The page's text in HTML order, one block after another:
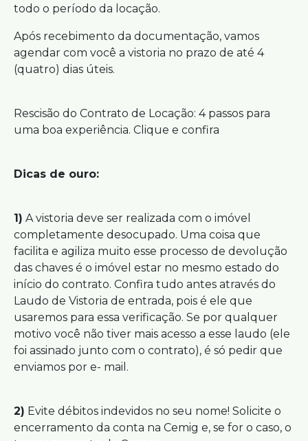
todo o período da locação.
Após recebimento da documentação, vamos
agendar com você a vistoria no prazo de até 4
(quatro) dias úteis.
Rescisão do Contrato de Locação: 4 passos para
uma boa experiência. Clique e confira
Dicas de ouro:
1) A vistoria deve ser realizada com o imóvel
completamente desocupado. Uma coisa que
facilita e agiliza muito esse processo de devolução
das chaves é o imóvel estar no mesmo estado do
início do contrato. Confira tudo antes através do
Laudo de Vistoria de entrada, pois é ele que
usaremos para essa verificação. Se por qualquer
motivo você não tiver mais acesso a esse laudo (ele
foi assinado junto com o contrato), é só pedir que
enviamos por e- mail.
2) Evite débitos indevidos no seu nome! Solicite o
encerramento da conta na Cemig e, se for o caso, o